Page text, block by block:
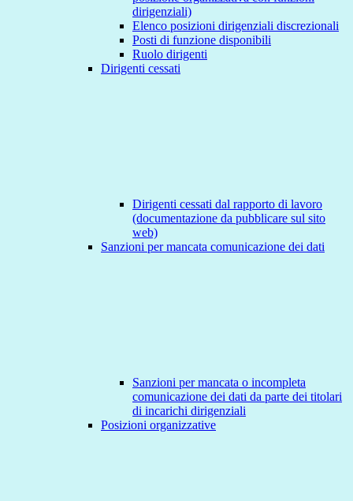
dirigenziali)
Elenco posizioni dirigenziali discrezionali
Posti di funzione disponibili
Ruolo dirigenti
Dirigenti cessati
Dirigenti cessati dal rapporto di lavoro
(documentazione da pubblicare sul sito
web)
Sanzioni per mancata comunicazione dei dati
Sanzioni per mancata o incompleta
comunicazione dei dati da parte dei titolari
di incarichi dirigenziali
Posizioni organizzative